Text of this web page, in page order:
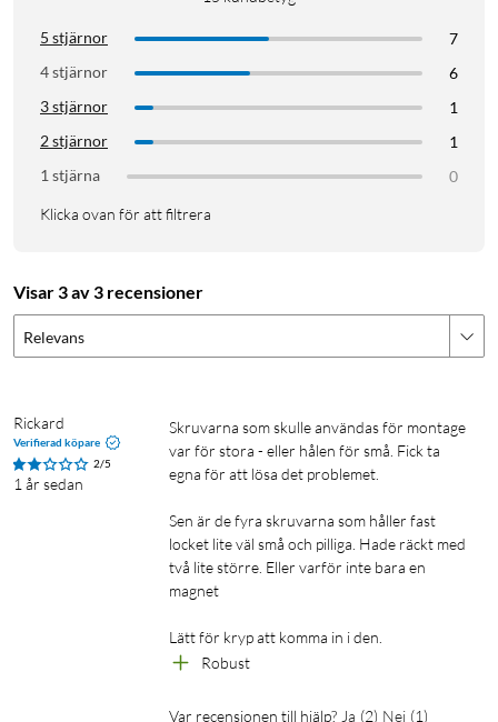
5 stjärnor
7
4 stjärnor
6
3 stjärnor
1
2 stjärnor
1
1 stjärna
0
Klicka ovan för att filtrera
Visar 3 av 3 recensioner
Relevans
Rickard
Verifierad köpare
2/5
1 år sedan
Skruvarna som skulle användas för montage
var för stora - eller hålen för små. Fick ta
egna för att lösa det problemet.
Sen är de fyra skruvarna som håller fast
locket lite väl små och pilliga. Hade räckt med
två lite större. Eller varför inte bara en
magnet
Lätt för kryp att komma in i den.
Robust
Var recensionen till hjälp? Ja (2) Nej (1)